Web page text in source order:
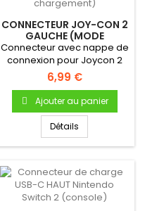
CONNECTEUR JOY-CON 2
GAUCHE (MODE
PORTABLE &
CHARGEMENT)
Connecteur avec nappe de
connexion pour Joycon 2
Permet de connecter le...
6,99 €
Ajouter au panier
Détails